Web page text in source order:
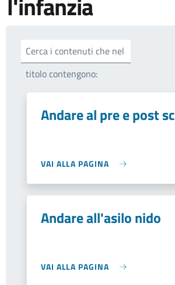
Cerca i contenuti che nel
titolo contengono:
Andare al pre e post
VAI ALLA PAGINA
Andare all'asilo nido
VAI ALLA PAGINA